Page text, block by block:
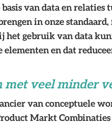
van data en relaties
in onze standaard,
het gebruik van data
en dat
met veel minder
van conceptuele
Markt Combinaties